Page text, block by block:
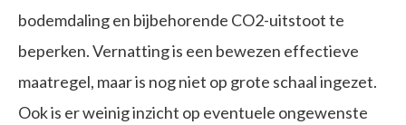
bodemdaling en bijbehorende CO2-uitstoot te
beperken. Vernatting is een bewezen effectieve
maatregel, maar is nog niet op grote schaal ingezet.
Ook is er weinig inzicht op eventuele ongewenste